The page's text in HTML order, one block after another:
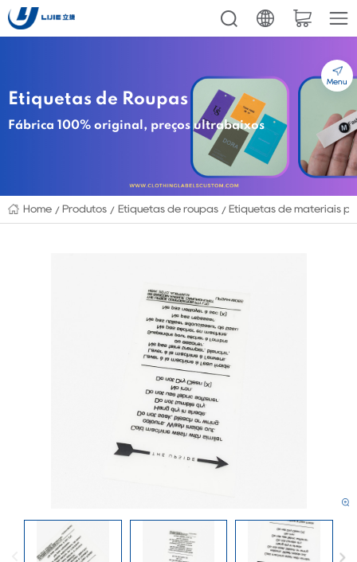
Etiquetas de Roupas
Fábrica 100% original, preços ultrabaixos
Home Produtos Etiquetas de roupas Etiquetas de materiais
Menu